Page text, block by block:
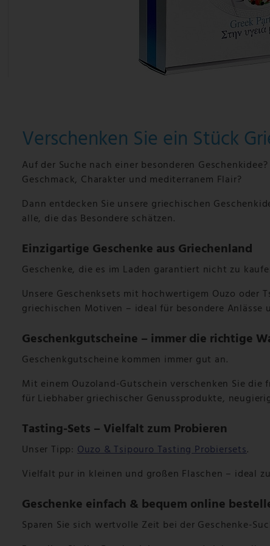
Verschenken Sie ein Stück
Auf der Suche nach einer besonderen
Geschmack, Charakter und mediterranem Flair?
Dann entdecken Sie unsere griechischen
alle, die das Besondere schätzen.
Einzigartige Geschenke aus Griechenland
Geschenke, die es im Laden garantiert nicht zu
Unsere Geschenksets mit hochwertigem Ouzo
griechischen Motiven – ideal für besondere Anlässe
Geschenkgutscheine – immer die richtige
Geschenkgutscheine kommen immer gut an.
Mit einem Ouzoland-Gutschein verschenken Sie
für Liebhaber griechischer Genussprodukte,
Tasting-Sets – Vielfalt zum Probieren
Unser Tipp: Ouzo & Tsipouro Tasting Probiersets.
Vielfalt pur in kleinen und großen Flaschen – ideal
Geschenke einfach & bequem online
Sparen Sie sich wertvolle Zeit bei der Geschenke-